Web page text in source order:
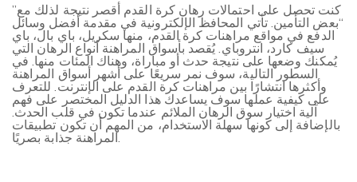
كنت تحصل على احتمالات رهان كرة القدم أقصر نتيجة لذلك مع”
“بعض التأمين. تأتي المحافظ الإلكترونية في مقدمة أفضل وسائل
الدفع في مواقع مراهنات كرة القدم، منها سكريل، باي بال، باي
سيف كارد، انتروباي. يُقصد بأسواق المراهنة أنواع الرهان التي
يُمكنك وضعها على نتيجة حدث أو مباراة، وهناك المئات منها. في
السطور التالية، سوف نمر سريعًا على أشهر أسواق المراهنة
وأكثرها انتشارًا بين مراهنات كرة القدم على الإنترنت. للتعرف
على كيفية عملها سوف يساعدك هذا الدليل المختصر على فهم
آلية اختيار سوق الرهان الملائم عندما تكون في قلب الحدث.
بالإضافة إلى كونها سهلة الاستخدام، من المهم أن تكون تطبيقات
المراهنة جذابة بصريًا.